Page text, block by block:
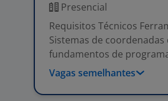
Presencial
Requisitos Técnicos
Sistemas de
fundamentos de
Vagas semelhantes